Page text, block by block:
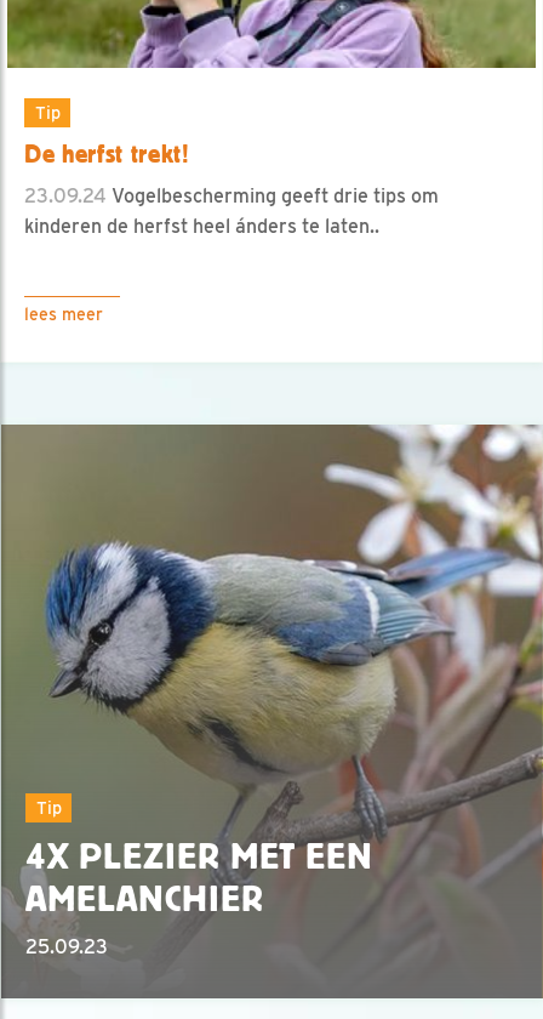
Tip
De herfst trekt!
23.09.24 Vogelbescherming geeft drie tips om
kinderen de herfst heel ánders te laten..
lees meer
Tip
4X PLEZIER MET EEN
AMELANCHIER
25.09.23